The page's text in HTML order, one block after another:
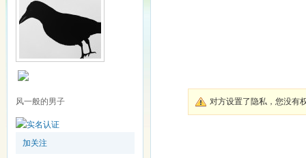
风一般的男子
加关注
对方设置了隐私，您没有